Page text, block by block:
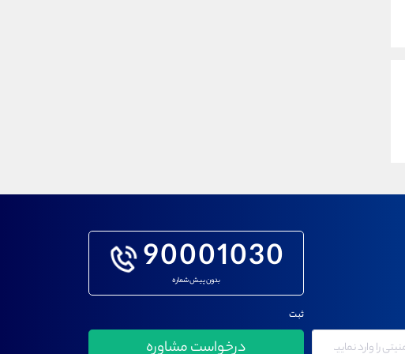
90001030
بدون پیش شماره
ثبت